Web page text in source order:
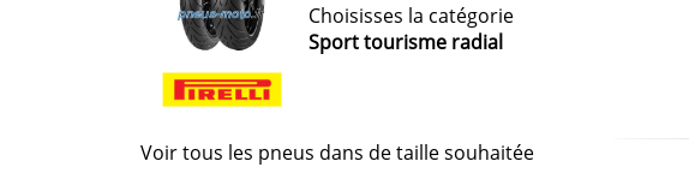
Choisisses la catégorie
Sport tourisme radial
Voir tous les pneus dans de taille souhaitée